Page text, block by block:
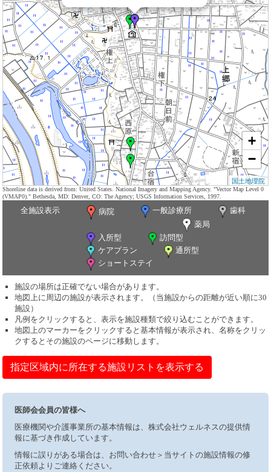
+
−
国土地理院
Shoreline data is derived from: United States. National Imagery and Mapping Agency. "Vector Map Level 0
(VMAP0)." Bethesda, MD: Denver, CO: The Agency; USGS Information Services, 1997.
全施設表示 病院 一般診療所
歯科
薬局
入所型
訪問型
ケアプラン
通所型
ショートステイ
施設の場所は正確でない場合があります。
地図上に周辺の施設が表示されます。（当施設からの距離が近い順に30
施設）
凡例をクリックすると、表示を施設種類で絞り込むことができます。
地図上のマーカーをクリックすると基本情報が表示され、名称をクリッ
クするとその施設のページに移動します。
指定区域内に所在する施設リストを表示する
医師会会員の皆様へ
医療機関や介護事業所の基本情報は、株式会社ウェルネスの提供情
報に基づき作成しています。
情報に誤りがある場合は、お問い合わせ＞当サイトの施設情報の修
正依頼よりご連絡ください。